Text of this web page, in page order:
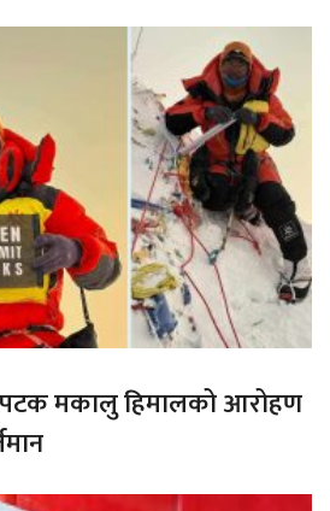
पटक मकालु हिमालको आरोहण